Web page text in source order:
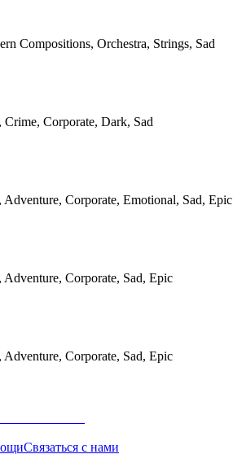
Compositions, Orchestra, Strings, Sad
Crime, Corporate, Dark, Sad
Adventure, Corporate, Emotional, Sad, Epic
Adventure, Corporate, Sad, Epic
Adventure, Corporate, Sad, Epic
Связаться с нами